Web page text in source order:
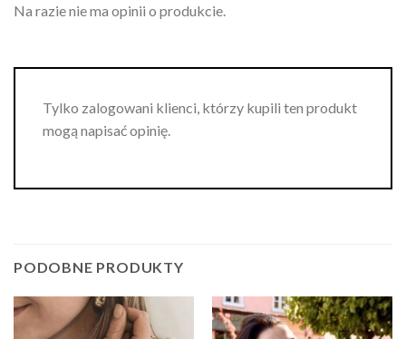
Na razie nie ma opinii o produkcie.
Tylko zalogowani klienci, którzy kupili ten produkt
mogą napisać opinię.
PODOBNE PRODUKTY